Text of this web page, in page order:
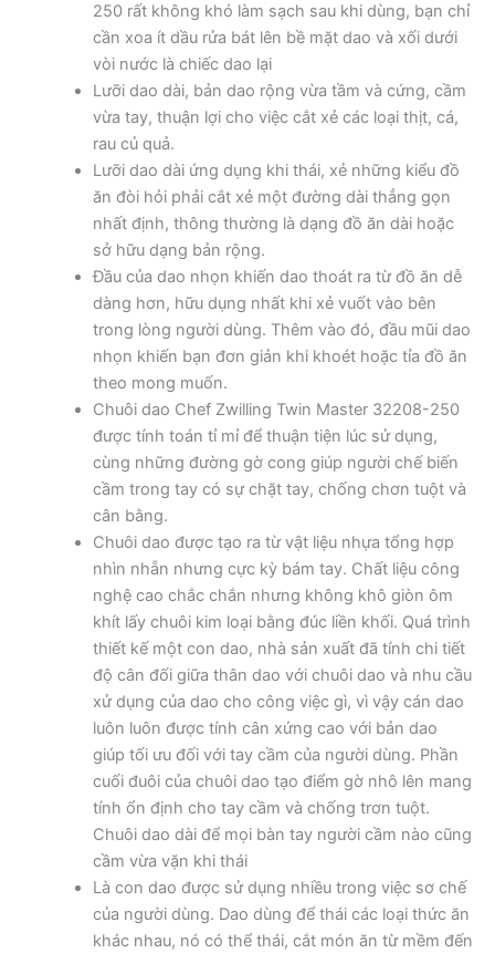
250 rất không khó làm sạch sau khi dùng, bạn chỉ
cần xoa ít dầu rửa bát lên bề mặt dao và xối dưới
vòi nước là chiếc dao lại
Lưỡi dao dài, bản dao rộng vừa tầm và cứng, cầm
vừa tay, thuận lợi cho việc cắt xẻ các loại thịt, cá,
rau củ quả.
Lưỡi dao dài ứng dụng khi thái, xẻ những kiểu đồ
ăn đòi hỏi phải cắt xẻ một đường dài thẳng gọn
nhất định, thông thường là dạng đồ ăn dài hoặc
sở hữu dạng bản rộng.
Đầu của dao nhọn khiến dao thoát ra từ đồ ăn dễ
dàng hơn, hữu dụng nhất khi xẻ vuốt vào bên
trong lòng người dùng. Thêm vào đó, đầu mũi dao
nhọn khiến bạn đơn giản khi khoét hoặc tỉa đồ ăn
theo mong muốn.
Chuôi dao Chef Zwilling Twin Master 32208-250
được tính toán tỉ mỉ để thuận tiện lúc sử dụng,
cùng những đường gờ cong giúp người chế biến
cầm trong tay có sự chặt tay, chống chơn tuột và
cân bằng.
Chuôi dao được tạo ra từ vật liệu nhựa tổng hợp
nhìn nhẵn nhưng cực kỳ bám tay. Chất liệu công
nghệ cao chắc chắn nhưng không khô giòn ôm
khít lấy chuôi kim loại bằng đúc liền khối. Quá trình
thiết kế một con dao, nhà sản xuất đã tính chi tiết
độ cân đối giữa thân dao với chuôi dao và nhu cầu
xử dụng của dao cho công việc gì, vì vậy cán dao
luôn luôn được tính cân xứng cao với bản dao
giúp tối ưu đối với tay cầm của người dùng. Phần
cuối đuôi của chuôi dao tạo điểm gờ nhô lên mang
tính ổn định cho tay cầm và chống trơn tuột.
Chuôi dao dài để mọi bàn tay người cầm nào cũng
cầm vừa vặn khi thái
Là con dao được sử dụng nhiều trong việc sơ chế
của người dùng. Dao dùng để thái các loại thức ăn
khác nhau, nó có thể thái, cắt món ăn từ mềm đến